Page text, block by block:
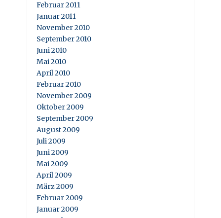
Februar 2011
Januar 2011
November 2010
September 2010
Juni 2010
Mai 2010
April 2010
Februar 2010
November 2009
Oktober 2009
September 2009
August 2009
Juli 2009
Juni 2009
Mai 2009
April 2009
März 2009
Februar 2009
Januar 2009